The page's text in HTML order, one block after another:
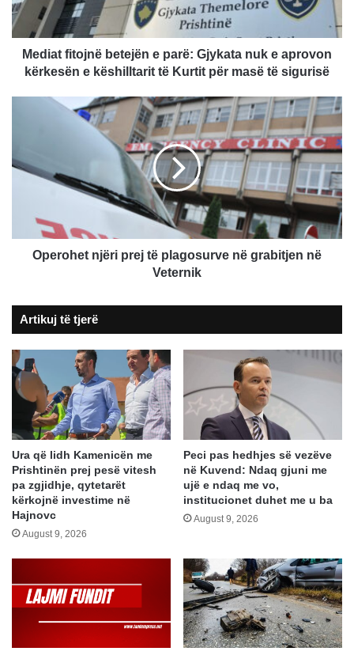
nuk
e
aprovon
kërkesën
të
Mediat fitojnë betejën e parë: Gjykata nuk e aprovon
kërkesën e këshilltarit të Kurtit për masë të sigurisë
plagosurve
Veternik
Operohet njëri prej të plagosurve në grabitjen në
Veternik
Artikuj të tjerë
Ura që lidh Kamenicën me
Prishtinën prej pesë vitesh
pa zgjidhje, qytetarët
kërkojnë investime në
Hajnovc
August 9, 2026
Peci pas hedhjes së vezëve
në Kuvend: Ndaq gjuni me
ujë e ndaq me vo,
institucionet duhet me u ba
August 9, 2026